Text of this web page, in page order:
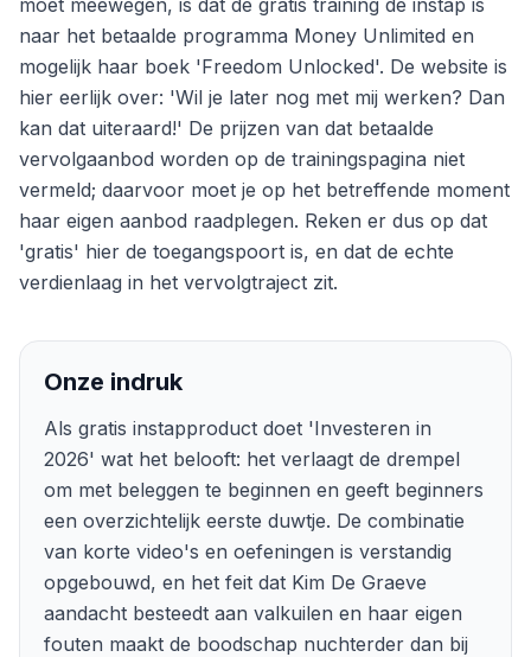
naar het betaalde programma Money Unlimited en
mogelijk haar boek 'Freedom Unlocked'. De website is
hier eerlijk over: 'Wil je later nog met mij werken? Dan
kan dat uiteraard!' De prijzen van dat betaalde
vervolgaanbod worden op de trainingspagina niet
vermeld; daarvoor moet je op het betreffende moment
haar eigen aanbod raadplegen. Reken er dus op dat
'gratis' hier de toegangspoort is, en dat de echte
verdienlaag in het vervolgtraject zit.
Onze indruk
Als gratis instapproduct doet 'Investeren in
2026' wat het belooft: het verlaagt de drempel
om met beleggen te beginnen en geeft beginners
een overzichtelijk eerste duwtje. De combinatie
van korte video's en oefeningen is verstandig
opgebouwd, en het feit dat Kim De Graeve
aandacht besteedt aan valkuilen en haar eigen
fouten maakt de boodschap nuchterder dan bij